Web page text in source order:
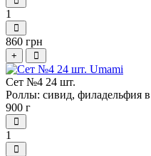
1
860 грн
+
Сет №4 24 шт.
Роллы: сивид, филадельфия
900 г
1